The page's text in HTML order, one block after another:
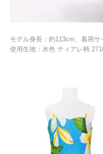
モデル身長：約113cm、着用サ
使用生地：水色 ティアレ柄